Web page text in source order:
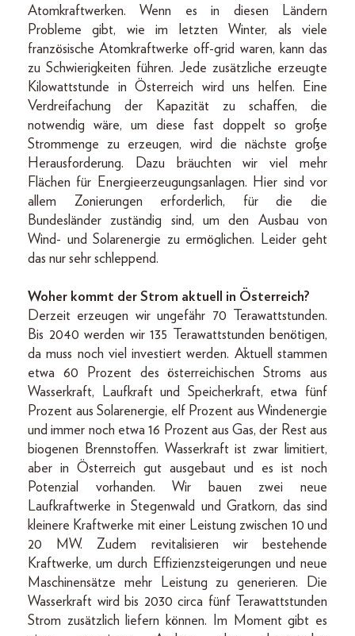
Atomkraftwerken. Wenn es in diesen Ländern
Probleme gibt, wie im letzten Winter, als viele
französische Atomkraftwerke off-grid waren, kann das
zu Schwierigkeiten führen. Jede zusätzliche erzeugte
Kilowattstunde in Österreich wird uns helfen. Eine
Verdreifachung der Kapazität zu schaffen, die
notwendig wäre, um diese fast doppelt so große
Strommenge zu erzeugen, wird die nächste große
Herausforderung. Dazu bräuchten wir viel mehr
Flächen für Energieerzeugungsanlagen. Hier sind vor
allem Zonierungen erforderlich, für die die
Bundesländer zuständig sind, um den Ausbau von
Wind- und Solarenergie zu ermöglichen. Leider geht
das nur sehr schleppend.
Woher kommt der Strom aktuell in Österreich?
Derzeit erzeugen wir ungefähr 70 Terawattstunden.
Bis 2040 werden wir 135 Terawattstunden benötigen,
da muss noch viel investiert werden. Aktuell stammen
etwa 60 Prozent des österreichischen Stroms aus
Wasserkraft, Laufkraft und Speicherkraft, etwa fünf
Prozent aus Solarenergie, elf Prozent aus Windenergie
und immer noch etwa 16 Prozent aus Gas, der Rest aus
biogenen Brennstoffen. Wasserkraft ist zwar limitiert,
aber in Österreich gut ausgebaut und es ist noch
Potenzial vorhanden. Wir bauen zwei neue
Laufkraftwerke in Stegenwald und Gratkorn, das sind
kleinere Kraftwerke mit einer Leistung zwischen 10 und
20 MW. Zudem revitalisieren wir bestehende
Kraftwerke, um durch Effizienzsteigerungen und neue
Maschinensätze mehr Leistung zu generieren. Die
Wasserkraft wird bis 2030 circa fünf Terawattstunden
Strom zusätzlich liefern können. Im Moment gibt es